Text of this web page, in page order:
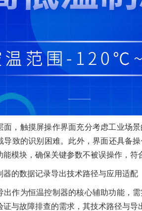
面，触摸屏操作界面充分考虑工业场
导致的识别困难。此外，界面还具备
能模块，确保关键参数不被误操作，符
器的数据记录导出技术路径与应用适配
出作为恒温控制器的核心辅助功能，
证与故障排查的需求，其技术路径与导